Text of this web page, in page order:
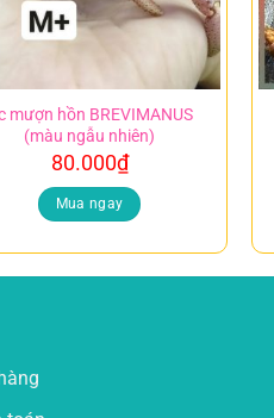
mượn hồn BREVIMANUS
(màu ngẫu nhiên)
80.000₫
Mua ngay